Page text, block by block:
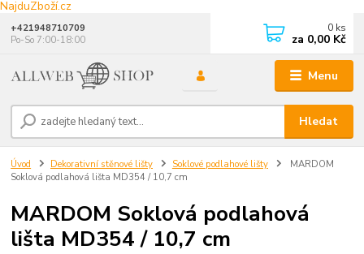
NajduZboží.cz
Menu
Hledat
+421948710709
Po-So 7:00-18:00
0 ks
za 0,00 Kč
Úvod Dekorativní stěnové lišty Soklové podlahové lišty
MARDOM
Soklová podlahová lišta MD354 / 10,7 cm
MARDOM Soklová podlahová
lišta MD354 / 10,7 cm